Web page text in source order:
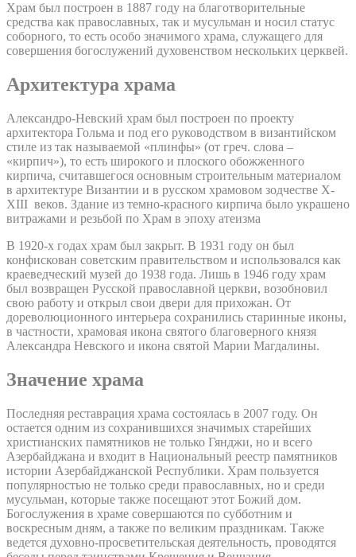
Храм был построен в 1887 году на благотворительные
средства как православных, так и мусульман и носил статус
соборного, то есть особо значимого храма, служащего для
совершения богослужений духовенством нескольких церквей.
Архитектура храма
Александро-Невский храм был построен по проекту
архитектора Гольма и под его руководством в византийском
стиле из так называемой «плинфы» (от греч. слова –
«кирпич»), то есть широкого и плоского обожженного
кирпича, считавшегося основным строительным материалом
в архитектуре Византии и в русском храмовом зодчестве X-
XIII веков. Здание из темно-красного кирпича было украшено
витражами и резьбой по Храм в эпоху атеизма
В 1920-х годах храм был закрыт. В 1931 году он был
конфискован советским правительством и использовался как
краеведческий музей до 1938 года. Лишь в 1946 году храм
был возвращен Русской православной церкви, возобновил
свою работу и открыл свои двери для прихожан. От
дореволюционного интерьера сохранились старинные иконы,
в частности, храмовая икона святого благоверного князя
Александра Невского и икона святой Марии Магдалины.
Значение храма
Последняя реставрация храма состоялась в 2007 году. Он
остается одним из сохранившихся значимых старейших
христианских памятников не только Гянджи, но и всего
Азербайджана и входит в Национальный реестр памятников
истории Азербайджанской Республики. Храм пользуется
популярностью не только среди православных, но и среди
мусульман, которые также посещают этот Божий дом.
Богослужения в храме совершаются по субботним и
воскресным дням, а также по великим праздникам. Также
ведется духовно-просветительская деятельность, проводятся